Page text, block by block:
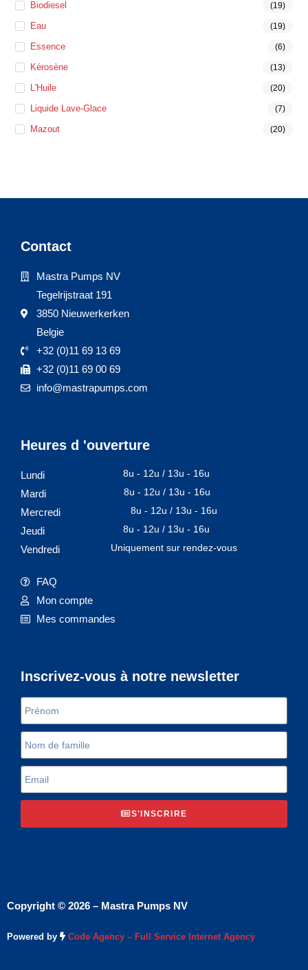
Biodiesel (19)
Eau (19)
Essence (6)
Kérosène (13)
L'Huile (20)
Liquide Lave-Glace (7)
Mazout (20)
Contact
Mastra Pumps NV
Tegelrijstraat 191
3850 Nieuwerkerken
Belgie
+32 (0)11 69 13 69
+32 (0)11 69 00 69
info@mastrapumps.com
Heures d 'ouverture
Lundi 8u - 12u / 13u - 16u
Mardi 8u - 12u / 13u - 16u
Mercredi 8u - 12u / 13u - 16u
Jeudi 8u - 12u / 13u - 16u
Vendredi Uniquement sur rendez-vous
FAQ
Mon compte
Mes commandes
Inscrivez-vous à notre newsletter
S'INSCRIRE
Copyright © 2026 – Mastra Pumps NV
Powered by Code Agency – Full Service Internet Agency